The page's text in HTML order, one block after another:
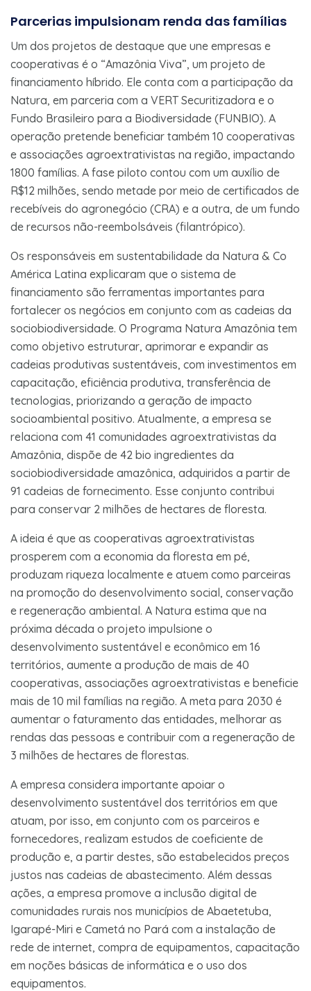
Parcerias impulsionam renda das famílias
Um dos projetos de destaque que une empresas e
cooperativas é o “Amazônia Viva”, um projeto de
financiamento híbrido. Ele conta com a participação da
Natura, em parceria com a VERT Securitizadora e o
Fundo Brasileiro para a Biodiversidade (FUNBIO). A
operação pretende beneficiar também 10 cooperativas
e associações agroextrativistas na região, impactando
1800 famílias. A fase piloto contou com um auxílio de
R$12 milhões, sendo metade por meio de certificados de
recebíveis do agronegócio (CRA) e a outra, de um fundo
de recursos não-reembolsáveis (filantrópico).
Os responsáveis em sustentabilidade da Natura & Co
América Latina explicaram que o sistema de
financiamento são ferramentas importantes para
fortalecer os negócios em conjunto com as cadeias da
sociobiodiversidade. O Programa Natura Amazônia tem
como objetivo estruturar, aprimorar e expandir as
cadeias produtivas sustentáveis, com investimentos em
capacitação, eficiência produtiva, transferência de
tecnologias, priorizando a geração de impacto
socioambiental positivo. Atualmente, a empresa se
relaciona com 41 comunidades agroextrativistas da
Amazônia, dispõe de 42 bio ingredientes da
sociobiodiversidade amazônica, adquiridos a partir de
91 cadeias de fornecimento. Esse conjunto contribui
para conservar 2 milhões de hectares de floresta.
A ideia é que as cooperativas agroextrativistas
prosperem com a economia da floresta em pé,
produzam riqueza localmente e atuem como parceiras
na promoção do desenvolvimento social, conservação
e regeneração ambiental. A Natura estima que na
próxima década o projeto impulsione o
desenvolvimento sustentável e econômico em 16
territórios, aumente a produção de mais de 40
cooperativas, associações agroextrativistas e beneficie
mais de 10 mil famílias na região. A meta para 2030 é
aumentar o faturamento das entidades, melhorar as
rendas das pessoas e contribuir com a regeneração de
3 milhões de hectares de florestas.
A empresa considera importante apoiar o
desenvolvimento sustentável dos territórios em que
atuam, por isso, em conjunto com os parceiros e
fornecedores, realizam estudos de coeficiente de
produção e, a partir destes, são estabelecidos preços
justos nas cadeias de abastecimento. Além dessas
ações, a empresa promove a inclusão digital de
comunidades rurais nos municípios de Abaetetuba,
Igarapé-Miri e Cametá no Pará com a instalação de
rede de internet, compra de equipamentos, capacitação
em noções básicas de informática e o uso dos
equipamentos.